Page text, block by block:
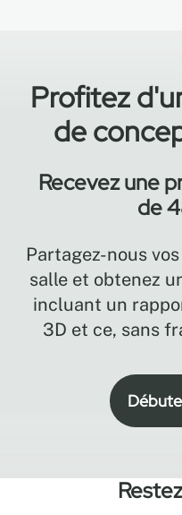
Profitez
de
Recevez une
de
Partagez-nous
salle et obtenez
incluant un
3D et ce, sans